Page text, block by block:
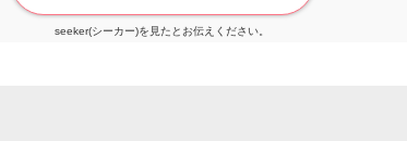
seeker(シーカー)を見たとお伝えください。